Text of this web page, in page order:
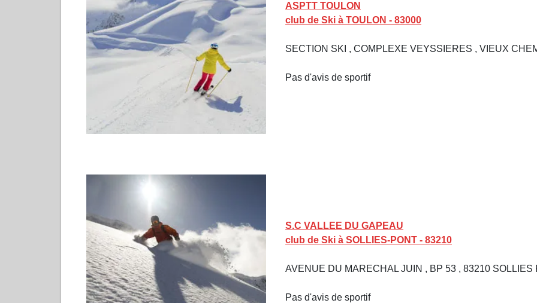
ASPTT TOULON
club de Ski à TOULON - 83000
SECTION SKI , COMPLEXE VEYSSIERES , VIEUX
Pas d'avis de sportif
S.C VALLEE DU GAPEAU
club de Ski à SOLLIES-PONT - 83210
AVENUE DU MARECHAL JUIN , BP 53 , 83210 SOLLIES
Pas d'avis de sportif